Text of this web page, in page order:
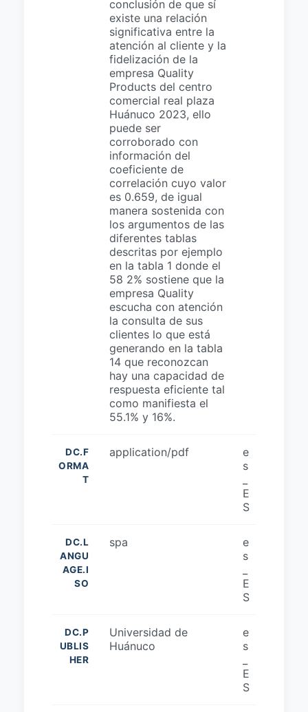
conclusión de que sí
existe una relación
significativa entre la
atención al cliente y la
fidelización de la
empresa Quality
Products del centro
comercial real plaza
Huánuco 2023, ello
puede ser
corroborado con
información del
coeficiente de
correlación cuyo valor
es 0.659, de igual
manera sostenida con
los argumentos de las
diferentes tablas
descritas por ejemplo
en la tabla 1 donde el
58 2% sostiene que la
empresa Quality
escucha con atención
la consulta de sus
clientes lo que está
generando en la tabla
14 que reconozcan
hay una capacidad de
respuesta eficiente tal
como manifiesta el
55.1% y 16%.
DC.F
ORMA
T
application/pdf
e
s
E
S
DC.L
ANGU
AGE.I
SO
spa
e
s
E
S
DC.P
UBLIS
HER
Universidad de
Huánuco
e
s
E
S